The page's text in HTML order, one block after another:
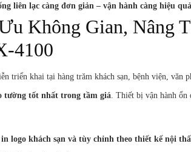
liên lạc càng đơn giản – vận hành càng hiệu
Không Gian, Nâng
4100
triển khai tại hàng trăm khách sạn, bệnh viện, văn
tường tốt nhất trong tầm giá. Thiết bị vận hành ổn
in logo khách sạn và tùy chỉnh theo thiết kế nội